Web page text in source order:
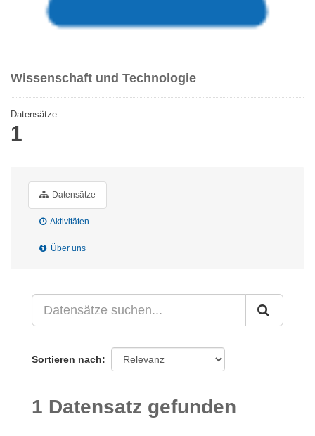
Wissenschaft und Technologie
Datensätze
1
Datensätze
Aktivitäten
Über uns
Sortieren nach
1 Datensatz gefunden